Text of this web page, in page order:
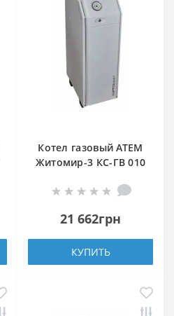
Котел газовый АТЕМ
Житомир-3 КС-ГВ 010
21 662грн
КУПИТЬ